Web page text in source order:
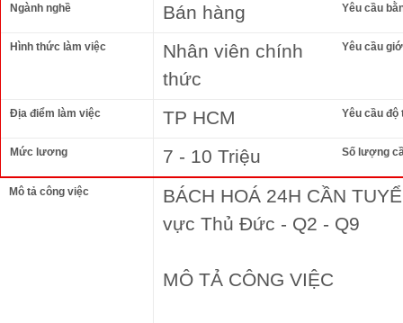
Ngành nghề Bán hàng Yêu cầu
Hình thức làm việc
Nhân viên chính
thức
Yêu cầu
Địa điểm làm việc TP HCM Yêu cầu độ
Mức lương 7 - 10 Triệu Số lượng
Mô tả công việc
BÁCH HOÁ 24H CẦN
vực Thủ Đức - Q2 - Q9
MÔ TẢ CÔNG VIỆC